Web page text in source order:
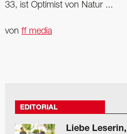
33, ist Optimist von Natur ...
von ff media
EDITORIAL
Liebe